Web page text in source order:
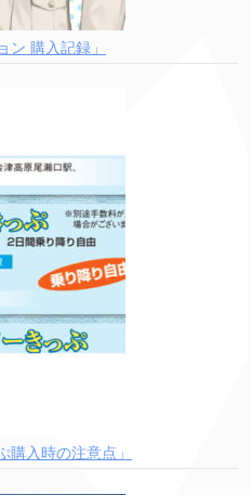
ン 購入記録」
購入時の注意点」